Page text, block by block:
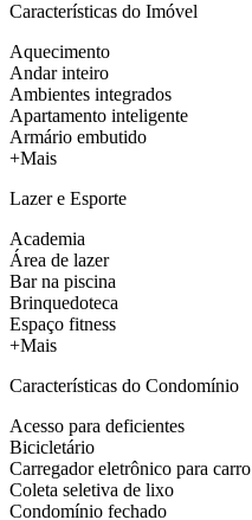
Características do Imóvel
Aquecimento
Andar inteiro
Ambientes integrados
Apartamento inteligente
Armário embutido
+Mais
Lazer e Esporte
Academia
Área de lazer
Bar na piscina
Brinquedoteca
Espaço fitness
+Mais
Características do Condomínio
Acesso para deficientes
Bicicletário
Carregador eletrônico para
Coleta seletiva de lixo
Condomínio fechado